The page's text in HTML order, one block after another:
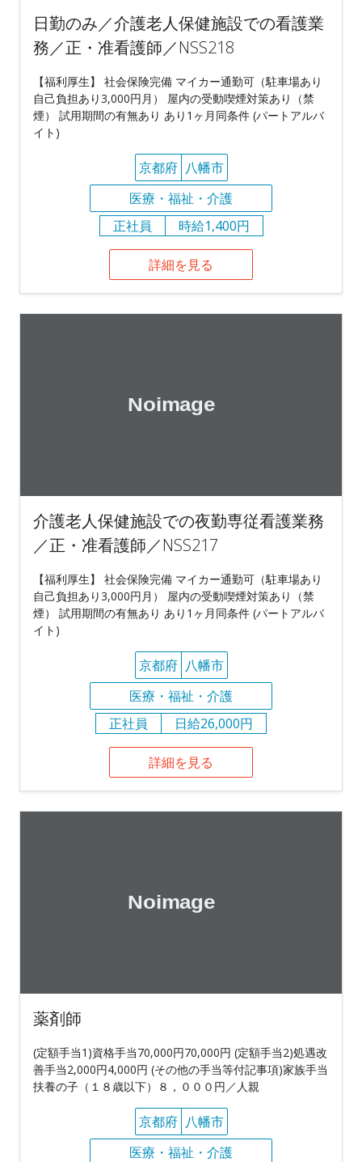
日勤のみ／介護老人保健施設での看護業
務／正・准看護師／NSS218
【福利厚生】 社会保険完備 マイカー通勤可（駐車場あり
自己負担あり3,000円月） 屋内の受動喫煙対策あり（禁
煙） 試用期間の有無あり あり1ヶ月同条件 (パートアルバ
イト)
京都府 八幡市
医療・福祉・介護
正社員
時給1,400円
詳細を見る
介護老人保健施設での夜勤専従看護業務
／正・准看護師／NSS217
【福利厚生】 社会保険完備 マイカー通勤可（駐車場あり
自己負担あり3,000円月） 屋内の受動喫煙対策あり（禁
煙） 試用期間の有無あり あり1ヶ月同条件 (パートアルバ
イト)
京都府 八幡市
医療・福祉・介護
正社員
日給26,000円
詳細を見る
薬剤師
(定額手当1)資格手当70,000円70,000円 (定額手当2)処遇改
善手当2,000円4,000円 (その他の手当等付記事項)家族手当
扶養の子（１８歳以下）８，０００円／人親
京都府 八幡市
医療・福祉・介護